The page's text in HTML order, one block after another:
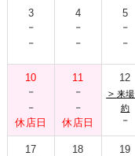
3
-
-
4
-
-
5
-
-
10
-
-
休店日
11
-
-
休店日
12
＞ 来
約
-
17
18
19